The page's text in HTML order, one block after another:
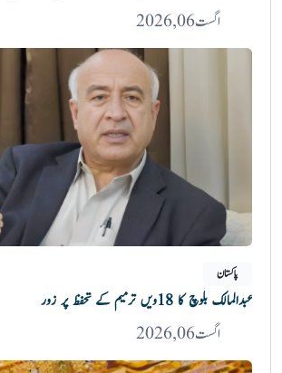
اگست 06, 2026
پاکستان
عبدالمالک بلوچ کا 18ویں ترمیم کے تحفظ پر زور
اگست 06, 2026